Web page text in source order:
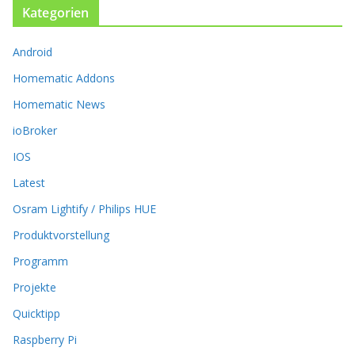
k
n
n
n
a
f
d
e
r
r
o
u
k
Kategorien
Android
Homematic Addons
Homematic News
ioBroker
IOS
Latest
Osram Lightify / Philips HUE
Produktvorstellung
Programm
Projekte
Quicktipp
Raspberry Pi